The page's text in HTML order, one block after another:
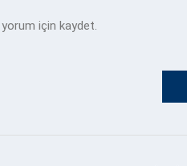
için kaydet.